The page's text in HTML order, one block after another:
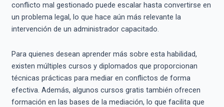
conflicto mal gestionado puede escalar hasta convertirse en
un problema legal, lo que hace aún más relevante la
intervención de un administrador capacitado.
Para quienes desean aprender más sobre esta habilidad,
existen múltiples cursos y diplomados que proporcionan
técnicas prácticas para mediar en conflictos de forma
efectiva. Además, algunos cursos gratis también ofrecen
formación en las bases de la mediación, lo que facilita que